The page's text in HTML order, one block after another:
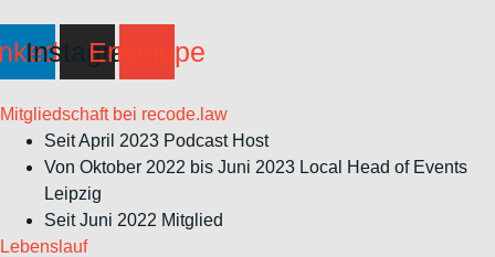
InstagramEnvelope
Mitgliedschaft bei recode.law
Seit April 2023 Podcast Host
Von Oktober 2022 bis Juni 2023 Local Head of Events
Leipzig
Seit Juni 2022 Mitglied
Lebenslauf